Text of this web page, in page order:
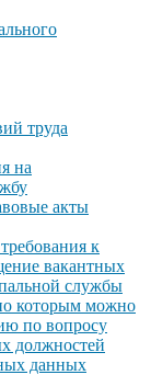
труда
на
акты
к
вакантных
службы
которым можно
по вопросу
должностей
данных